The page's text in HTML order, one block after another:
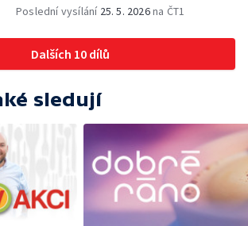
bezpečnosti dětí na inline bruslích - Petr
Zooterapie - praktické využití - Linda
Tinková — Pražské jaro - Klára Boudalová,
Marko Ivanović
Poslední vysílání 25. 5. 2026na ČT1
Dalších 10 dílů
sledují